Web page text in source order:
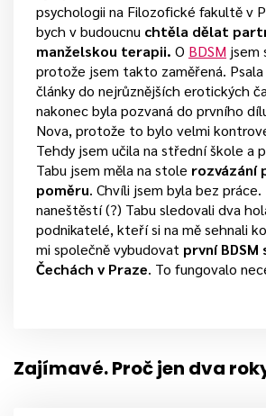
psychologii na Filozofické fakultě v
bych v budoucnu chtěla dělat
manželskou terapii. O BDSM jsem
protože jsem takto zaměřená.
články do nejrůznějších erotických
nakonec byla pozvaná do prvního
Nova, protože to bylo velmi
Tehdy jsem učila na střední škole a
Tabu jsem měla na stole rozvázání
poměru. Chvíli jsem byla bez
naneštěstí (?) Tabu sledovali dva
podnikatelé, kteří si na mě sehnali
mi společně vybudovat první
Čechách v Praze. To fungovalo
Zajímavé. Proč jen dva